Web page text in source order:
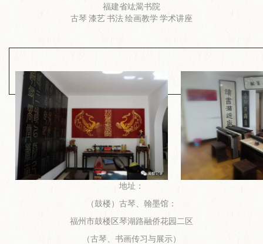
福建省竑翯书院
古琴 漆艺 书法 绘画教学 学术讲座
地址：
（鼓楼）古琴、翰墨馆：
福州市鼓楼区琴湖路融侨花园二区
（古琴、书画传习与展示）